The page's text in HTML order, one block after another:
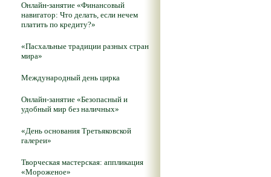
Онлайн-занятие «Финансовый
навигатор: Что делать, если нечем
платить по кредиту?»
«Пасхальные традиции разных стран
мира»
Международный день цирка
Онлайн-занятие «Безопасный и
удобный мир без наличных»
«День основания Третьяковской
галереи»
Творческая мастерская: аппликация
«Мороженое»